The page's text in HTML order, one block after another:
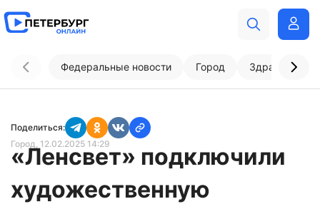
Федеральные новости Город
Поделиться:
Город, 12.02.2025 14:29
«Ленсвет» подключили
художественную